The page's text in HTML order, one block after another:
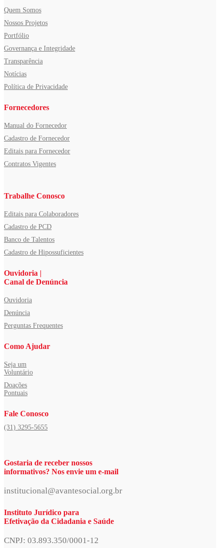
Quem Somos
Nossos Projetos
Portfólio
Governança e Integridade
Transparência
Notícias
Política de Privacidade
Fornecedores
Manual do Fornecedor
Cadastro de Fornecedor
Editais para Fornecedor
Contratos Vigentes
Trabalhe Conosco
Editais para Colaboradores
Cadastro de PCD
Banco de Talentos
Cadastro de Hipossuficientes
Ouvidoria |
Canal de Denúncia
Ouvidoria
Denúncia
Perguntas Frequentes
Como Ajudar
Seja um
Voluntário
Doações
Pontuais
Fale Conosco
(31) 3295-5655
Gostaria de receber nossos
informativos? Nos envie um e-mail
institucional@avantesocial.org.br
Instituto Jurídico para
Efetivação da Cidadania e Saúde
CNPJ: 03.893.350/0001-12